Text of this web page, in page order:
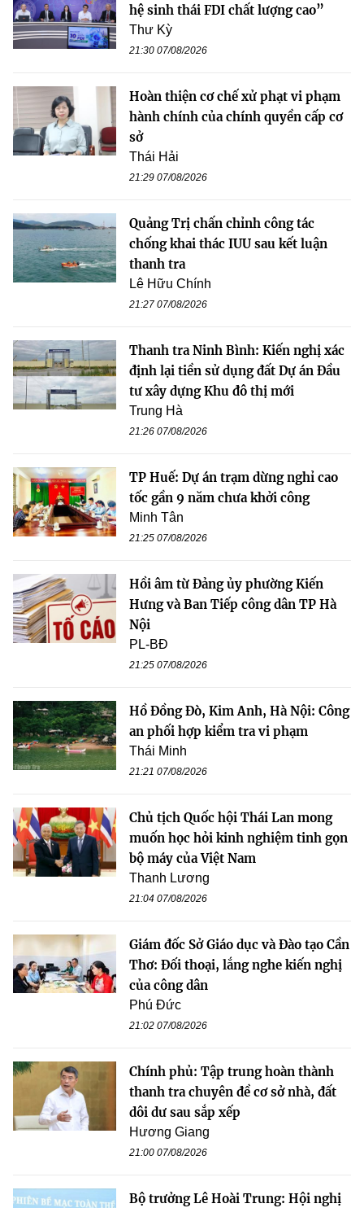
hệ sinh thái FDI chất lượng cao”
Thư Kỳ
21:30 07/08/2026
Hoàn thiện cơ chế xử phạt vi phạm
hành chính của chính quyền cấp cơ
sở
Thái Hải
21:29 07/08/2026
Quảng Trị chấn chỉnh công tác
chống khai thác IUU sau kết luận
thanh tra
Lê Hữu Chính
21:27 07/08/2026
Thanh tra Ninh Bình: Kiến nghị xác
định lại tiền sử dụng đất Dự án Đầu
tư xây dựng Khu đô thị mới
Trung Hà
21:26 07/08/2026
TP Huế: Dự án trạm dừng nghỉ cao
tốc gần 9 năm chưa khởi công
Minh Tân
21:25 07/08/2026
Hồi âm từ Đảng ủy phường Kiến
Hưng và Ban Tiếp công dân TP Hà
Nội
PL-BĐ
21:25 07/08/2026
Hồ Đồng Đò, Kim Anh, Hà Nội: Công
an phối hợp kiểm tra vi phạm
Thái Minh
21:21 07/08/2026
Chủ tịch Quốc hội Thái Lan mong
muốn học hỏi kinh nghiệm tinh gọn
bộ máy của Việt Nam
Thanh Lương
21:04 07/08/2026
Giám đốc Sở Giáo dục và Đào tạo Cần
Thơ: Đối thoại, lắng nghe kiến nghị
của công dân
Phú Đức
21:02 07/08/2026
Chính phủ: Tập trung hoàn thành
thanh tra chuyên đề cơ sở nhà, đất
dôi dư sau sắp xếp
Hương Giang
21:00 07/08/2026
Bộ trưởng Lê Hoài Trung: Hội nghị